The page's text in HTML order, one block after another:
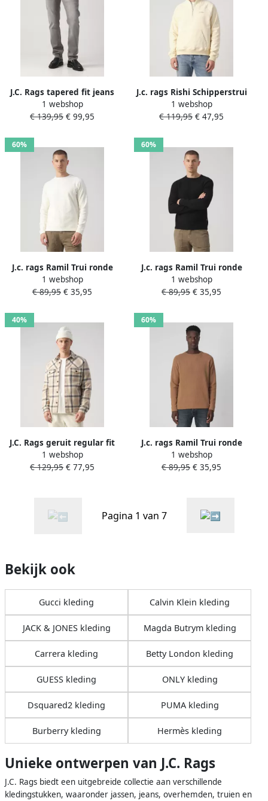
J.C. Rags tapered fit jeans
JOAH medium grey
1 webshop
€ 139,95 € 99,95
J.c. rags Rishi Schipperstrui
1 webshop
€ 119,95 € 47,95
60%
J.c. rags Ramil Trui ronde
hals
1 webshop
€ 89,95 € 35,95
60%
J.c. rags Ramil Trui ronde
hals
1 webshop
€ 89,95 € 35,95
40%
J.C. Rags geruit regular fit
overshirt RYLEE bleached
sand
1 webshop
€ 129,95 € 77,95
60%
J.c. rags Ramil Trui ronde
hals
1 webshop
€ 89,95 € 35,95
Pagina 1 van 7
Bekijk ook
Gucci kleding Calvin Klein kleding
JACK & JONES kleding Magda Butrym kleding
Carrera kleding Betty London kleding
GUESS kleding ONLY kleding
Dsquared2 kleding PUMA kleding
Burberry kleding Hermès kleding
Unieke ontwerpen van J.C. Rags
J.C. Rags biedt een uitgebreide collectie aan verschillende
kledingstukken, waaronder jassen, jeans, overhemden, truien en